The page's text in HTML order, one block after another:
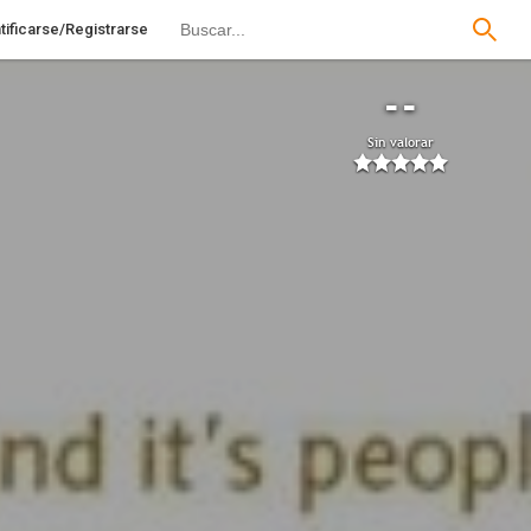
Registrarse
--
Sin valorar